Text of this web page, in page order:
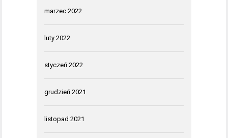
marzec 2022
luty 2022
styczeń 2022
grudzień 2021
listopad 2021